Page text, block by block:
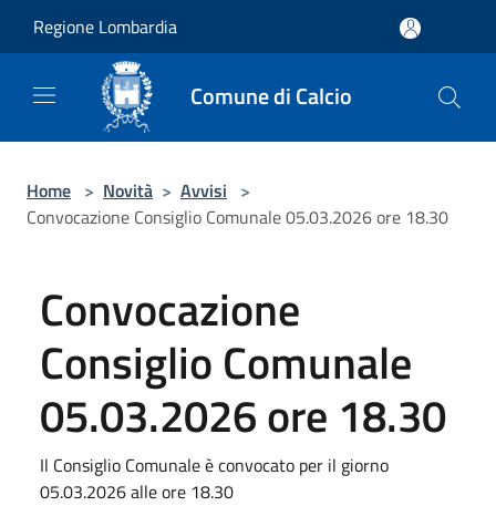
Regione Lombardia
Comune di Calcio
Home > Novità > Avvisi >
Convocazione Consiglio Comunale 05.03.2026 ore 18.30
Convocazione
Consiglio Comunale
05.03.2026 ore 18.30
Il Consiglio Comunale è convocato per il giorno
05.03.2026 alle ore 18.30